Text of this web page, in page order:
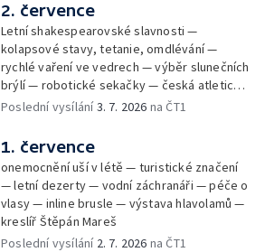
2. července
Letní shakespearovské slavnosti —
kolapsové stavy, tetanie, omdlévání —
rychlé vaření ve vedrech — výběr slunečních
brýlí — robotické sekačky — česká atletická
rekordmanka — psí seriál: výmarský
Poslední vysílání3. 7. 2026 na ČT1
1. července
onemocnění uší v létě — turistické značení
— letní dezerty — vodní záchranáři — péče o
vlasy — inline brusle — výstava hlavolamů —
kreslíř Štěpán Mareš
Poslední vysílání 2. 7. 2026 na ČT1